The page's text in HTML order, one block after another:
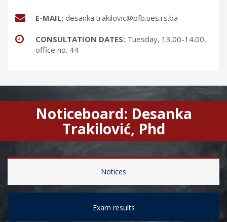
Е-MAIL: desanka.trakilovic@pfb.ues.rs.ba
CONSULTATION DATES: Tuesday, 13.00-14.00,
office no. 44
Noticeboard: Desanka
Trakilović, Phd
Notices
Exam results